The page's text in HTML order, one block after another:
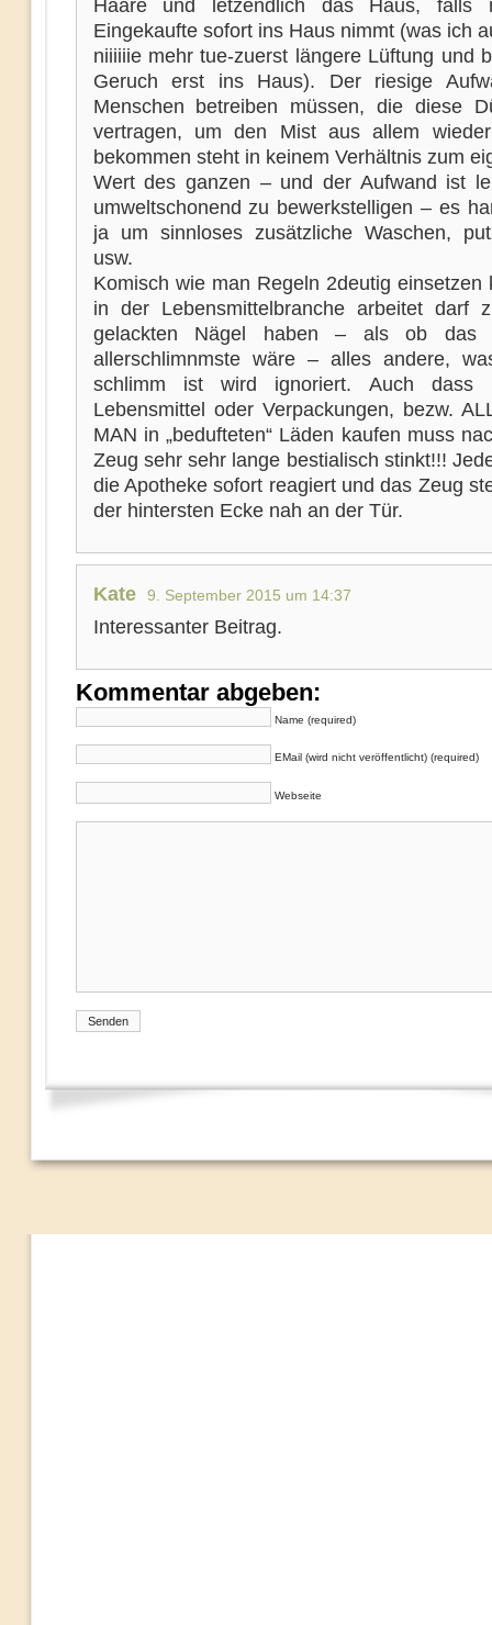
Haare und letzendlich das Haus, falls
Eingekaufte sofort ins Haus nimmt (was ich
niiiiiie mehr tue-zuerst längere Lüftung und
Geruch erst ins Haus). Der riesige
Menschen betreiben müssen, die diese
vertragen, um den Mist aus allem
bekommen steht in keinem Verhältnis zum
Wert des ganzen – und der Aufwand ist
umweltschonend zu bewerkstelligen – es
ja um sinnloses zusätzliche Waschen,
usw.
Komisch wie man Regeln 2deutig einsetzen
in der Lebensmittelbranche arbeitet darf
gelackten Nägel haben – als ob das
allerschlimnmste wäre – alles andere,
schlimm ist wird ignoriert. Auch dass
Lebensmittel oder Verpackungen, bezw.
MAN in „bedufteten“ Läden kaufen muss
Zeug sehr sehr lange bestialisch stinkt!!!
die Apotheke sofort reagiert und das Zeug
der hintersten Ecke nah an der Tür.
Kate 9. September 2015 um 14:37
Interessanter Beitrag.
Kommentar abgeben:
Name (required)
EMail (wird nicht veröffentlicht) (required)
Webseite